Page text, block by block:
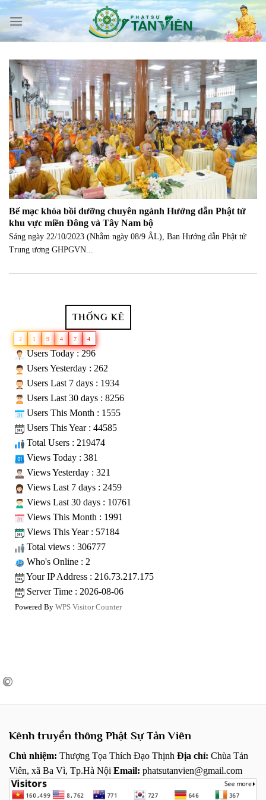
Skip
content
Bế mạc khóa bồi dưỡng chuyên ngành Hướng dẫn Phật tử
khu vực miền Đông và Tây Nam bộ
Sáng ngày 22/10/2023 (Nhằm ngày 08/9 ÂL), Ban Hướng dẫn Phật tử
Trung ương GHPGVN...
THỐNG KÊ
2 1 9 4 7 4
Users Today : 296
Users Yesterday : 262
Users Last 7 days : 1934
Users Last 30 days : 8256
Users This Month : 1555
Users This Year : 44585
Total Users : 219474
Views Today : 381
Views Yesterday : 321
Views Last 7 days : 2459
Views Last 30 days : 10761
Views This Month : 1991
Views This Year : 57184
Total views : 306777
Who's Online : 2
Your IP Address : 216.73.217.175
Server Time : 2026-08-06
Powered By WPS Visitor Counter
Kênh truyền thông Phật Sự Tản Viên
Chủ nhiệm: Thượng Tọa Thích Đạo Thịnh Địa chỉ: Chùa Tản
Viên, xã Ba Vì, Tp.Hà Nội Email: phatsutanvien@gmail.com